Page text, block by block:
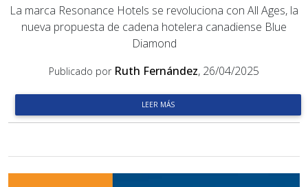
La marca Resonance Hotels se revoluciona con All Ages, la
nueva propuesta de cadena hotelera canadiense Blue
Diamond
Publicado por Ruth Fernández, 26/04/2025
LEER MÁS